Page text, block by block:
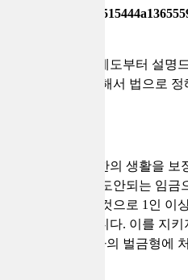
우선 최저임금제도부터 설명
를 보호하기 위해서 법으로
근로자가 최소한의 생활을 보
목적인데요, 말도안되는 임
전에 예방하는 것으로 1인 이
업장에 적용됩니다. 이를 지
나 2천만원 이하의 벌금형에